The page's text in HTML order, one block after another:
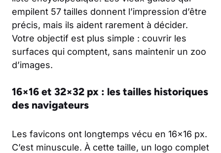
empilent 57 tailles donnent l’impression d’être
précis, mais ils aident rarement à décider.
Votre objectif est plus simple : couvrir les
surfaces qui comptent, sans maintenir un zoo
d’images.
16×16 et 32×32 px : les tailles historiques
des navigateurs
Les favicons ont longtemps vécu en 16×16 px.
C’est minuscule. À cette taille, un logo complet